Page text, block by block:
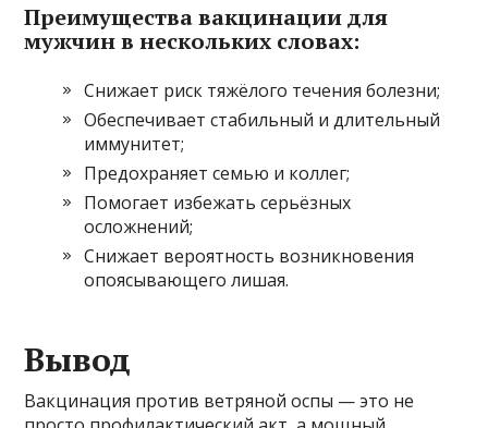
Преимущества вакцинации для
мужчин в нескольких словах:
Снижает риск тяжёлого течения болезни;
Обеспечивает стабильный и длительный
иммунитет;
Предохраняет семью и коллег;
Помогает избежать серьёзных
осложнений;
Снижает вероятность возникновения
опоясывающего лишая.
Вывод
Вакцинация против ветряной оспы — это не